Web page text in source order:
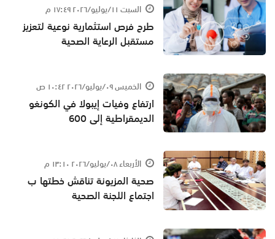
السبت ١١/يوليو/٢٠٢٦ ١٧:٤٩ م
طرح فرص استثمارية نوعية لتعزیز
مستقبل الرعایة الصحیة
الخميس ٠٩/يوليو/٢٠٢٦ ١٠:٤٢ ص
ارتفاع وفيات إيبولا في الكونغو
الديمقراطية إلى 600
الأربعاء ٠٨/يوليو/٢٠٢٦ ١٣:١٠ م
صحية المزيونة تناقش خطتها ب
اجتماع اللجنة الصحية